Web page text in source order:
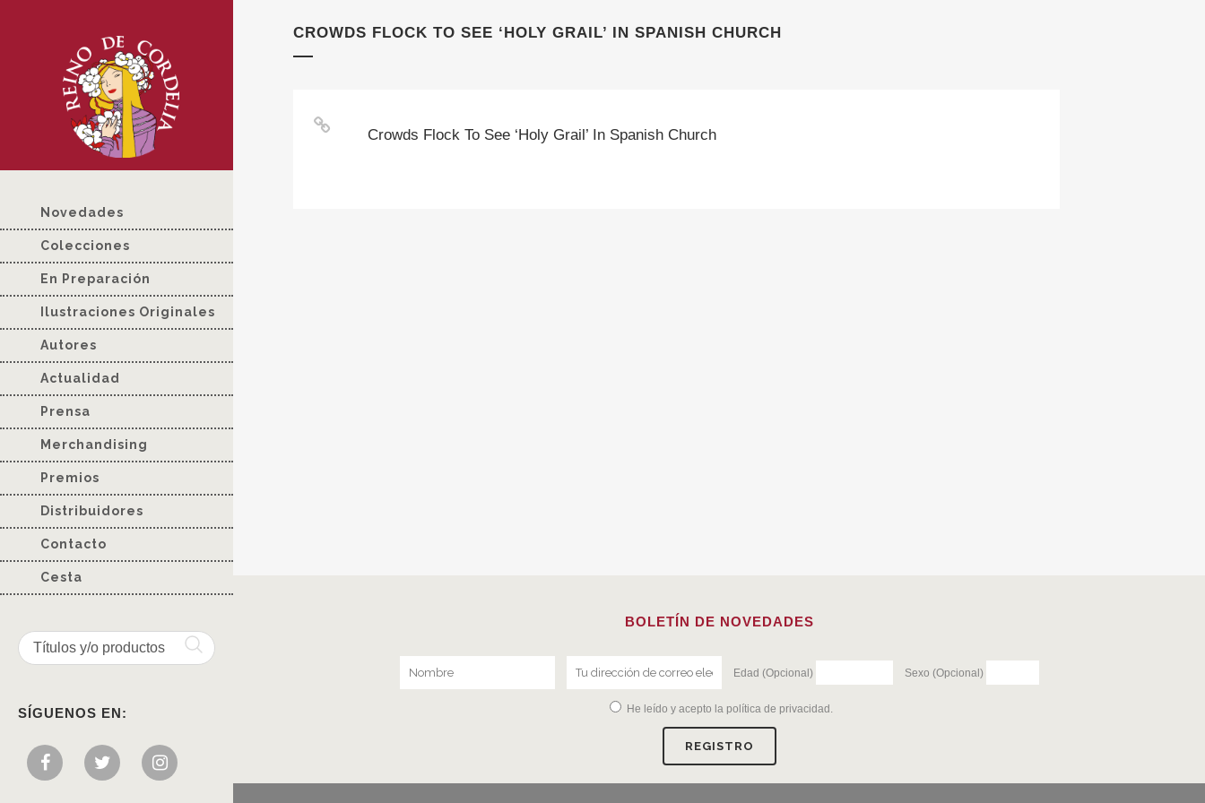
Novedades
Colecciones
En Preparación
Ilustraciones Originales
Autores
Actualidad
Prensa
Merchandising
Premios
Distribuidores
Contacto
Cesta
SÍGUENOS EN:
CROWDS FLOCK TO SEE ‘HOLY GRAIL’ IN SPANISH CHURCH
Crowds Flock To See ‘holy Grail’ In Spanish Church
BOLETÍN DE NOVEDADES
Edad (Opcional) Sexo (Opcional)
He leído y acepto la política de privacidad .